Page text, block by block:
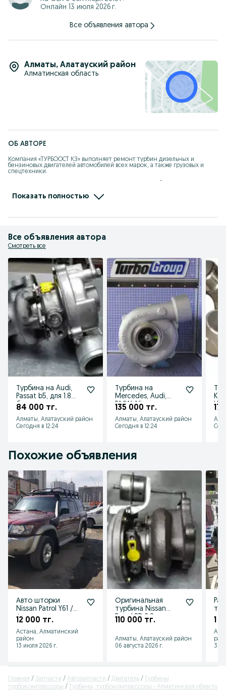
Онлайн 13 июля 2026 г.
Все объявления автора
Алматы, Алатауский район
Алматинская область
ОБ АВТОРЕ
Компания «ТУРБООСТ КЗ» выполняет ремонт турбин дизельных и
бензиновых двигателей автомобилей всех марок, а также грузовых и
спецтехники.
восстановления мы озвучиваем сразу – до оформления заказа. Никаких
скрытых платежей и накруток вам платить не придется.
Мы выполняем следующий спектр работ:
* Проверка на стенде
* Чистка турбокомпрессора
* Замена и калибровка блока изменения угла атаки выхлопного газа
* Замена геометрии
Показать полностью
Все объявления автора
Смотреть все
Турбина на Audi,
Passat b5, для 1.8
бензинового
84 000 тг.
Алматы, Алатауский район
Сегодня в 12:24
Турбина на
Mercedes, Audi,
BMW, Nissan,
Volkswagen
135 000 тг.
Алматы, Алатауский район
Сегодня в 12:24
Похожие объявления
Авто шторки
Nissan Patrol Y61 /
Астана
12 000 тг.
Астана, Алматинский
район
13 июля 2026 г.
Оригинальная
турбина Nissan
Patrol RD 2.8,
110 000 тг.
Алматы, Алатауский район
06 августа 2026 г.
1
30
Главная Запчасти Автозапчасти Двигатель
Турбины,
турбокомпрессоры
Турбины, турбокомпрессоры - Алматинская область